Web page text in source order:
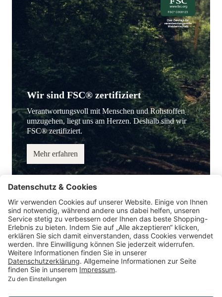
Wir sind FSC® zertifiziert
Verantwortungsvoll mit Menschen und Rohstoffen
umzugehen, liegt uns am Herzen. Deshalb sind wir
FSC® zertifiziert.
Mehr erfahren
Service-Hotline
Information
Service
Zahlungsmöglichkeiten